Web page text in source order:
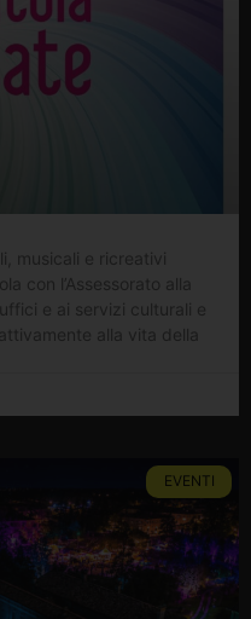
musicali e ricreativi
con l’Assessorato alla
e ai servizi culturali e
alla vita della
EVENTI